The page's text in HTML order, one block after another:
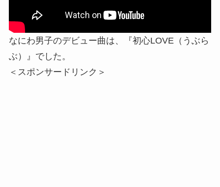
なにわ男子のデビュー曲は、『初心LOVE（うぶら
ぶ）』でした。
＜スポンサードリンク＞